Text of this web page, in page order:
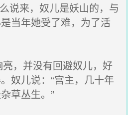
说来，奴儿是妖山的，与
当年她受了难，为了活
，并没有回避奴儿，好
奴儿说：“宫主，几十年
草丛生。”